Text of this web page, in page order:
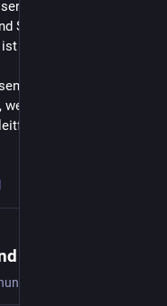
Sicherstellung von
da!
sie zustehen & wie
&